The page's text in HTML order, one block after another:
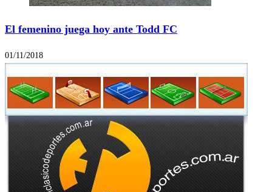
El femenino juega hoy ante Todd FC
01/11/2018